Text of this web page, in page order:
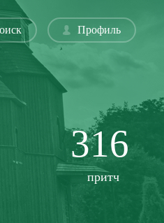
Профиль
316
притч